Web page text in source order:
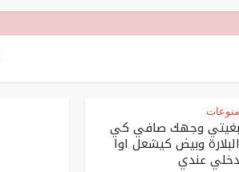
منوعات
بغيتي وجهك صافي كي
البلارة وبيض كيشعل اوا
دخلي عندي